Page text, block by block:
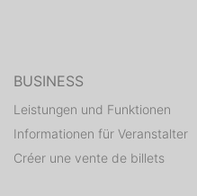
BUSINESS
Leistungen und Funktionen
Informationen für Veranstalter
Créer une vente de billets